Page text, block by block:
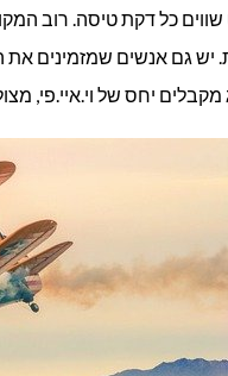
כל דקת טיסה. רוב
גם אנשים שמזמינים את
יחס של וי.איי.פי,